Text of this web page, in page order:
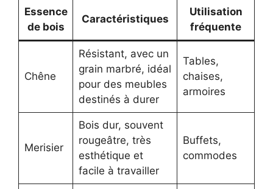
Essence
de bois
Caractéristiques
Utilisation
fréquente
Chêne
Résistant, avec un
grain marbré, idéal
pour des meubles
destinés à durer
Tables,
chaises,
armoires
Merisier
Bois dur, souvent
rougeâtre, très
esthétique et
facile à travailler
Buffets,
commodes